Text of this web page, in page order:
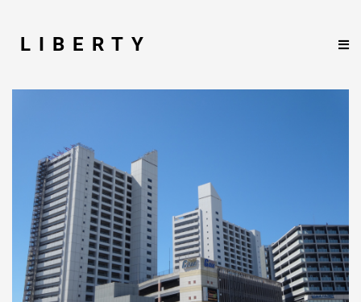
LIBERTY